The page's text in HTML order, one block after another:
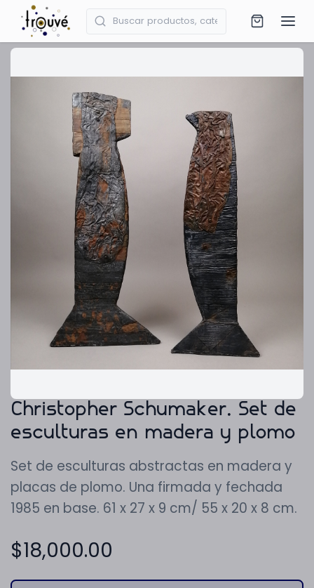
Christopher Schumaker. Set de
esculturas en madera y plomo
Set de esculturas abstractas en madera y
placas de plomo. Una firmada y fechada
1985 en base. 61 x 27 x 9 cm/ 55 x 20 x 8 cm.
$18,000.00